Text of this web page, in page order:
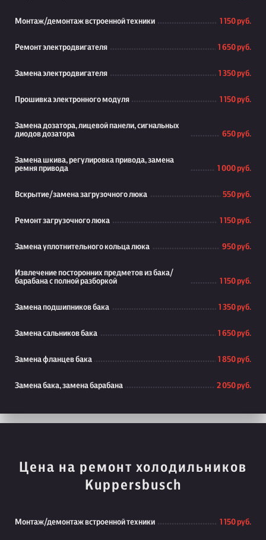
Монтаж/демонтаж встроенной техники 1 150 руб.
Ремонт электродвигателя 1 650 руб.
Замена электродвигателя 1 350 руб.
Прошивка электронного модуля 1 150 руб.
Замена дозатора, лицевой панели, сигнальных
диодов дозатора
650 руб.
Замена шкива, регулировка привода, замена
ремня привода
1 000 руб.
Вскрытие/замена загрузочного люка 550 руб.
Ремонт загрузочного люка 1 150 руб.
Замена уплотнительного кольца люка 950 руб.
Извлечение посторонних предметов из бака/
барабана с полной разборкой
1 150 руб.
Замена подшипников бака 1 350 руб.
Замена сальников бака 1 650 руб.
Замена фланцев бака 1 850 руб.
Замена бака, замена барабана 2 050 руб.
Цена на ремонт холодильников
Kuppersbusch
Монтаж/демонтаж встроенной техники 1 150 руб.